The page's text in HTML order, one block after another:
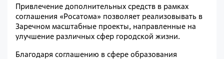
Привлечение дополнительных средств в рамках
соглашения «Росатома» позволяет реализовывать в
Заречном масштабные проекты, направленные на
улучшение различных сфер городской жизни.
Благодаря соглашению в сфере образования